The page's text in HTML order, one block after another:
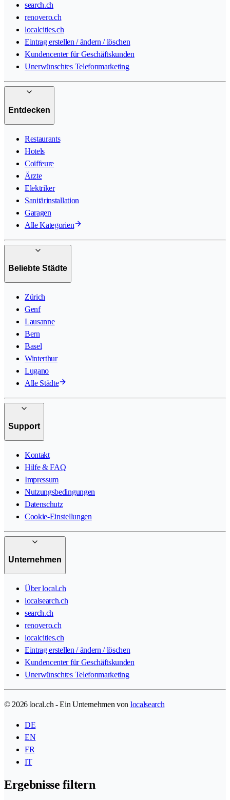
search.ch
renovero.ch
localcities.ch
Eintrag erstellen / ändern / löschen
Kundencenter für Geschäftskunden
Unerwünschtes Telefonmarketing
Entdecken
Restaurants
Hotels
Coiffeure
Ärzte
Elektriker
Sanitärinstallation
Garagen
Alle Kategorien
Beliebte Städte
Zürich
Genf
Lausanne
Bern
Basel
Winterthur
Lugano
Alle Städte
Support
Kontakt
Hilfe & FAQ
Impressum
Nutzungsbedingungen
Datenschutz
Cookie-Einstellungen
Unternehmen
Über local.ch
localsearch.ch
search.ch
renovero.ch
localcities.ch
Eintrag erstellen / ändern / löschen
Kundencenter für Geschäftskunden
Unerwünschtes Telefonmarketing
© 2026 local.ch - Ein Unternehmen von localsearch
DE
EN
FR
IT
Ergebnisse filtern